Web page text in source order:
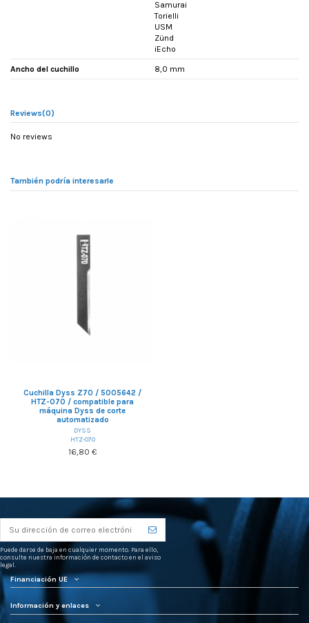
Samurai
Torielli
USM
Zünd
iEcho
Ancho del cuchillo 8,0 mm
Reviews(0)
No reviews
También podría interesarle
Cuchilla Dyss Z70 / 5005642 /
HTZ-070 / compatible para
máquina Dyss de corte
automatizado
DYSS
HTZ-070
16,80 €
Puede darse de baja en cualquier momento. Para ello,
consulte nuestra información de contacto en el aviso
legal.
Financiación UE
Información y enlaces